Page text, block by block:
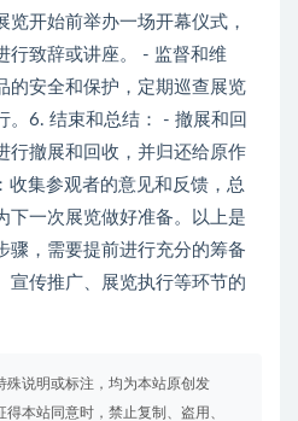
览开始前举办一场开幕仪式，
行致辞或讲座。 - 监督和维
的安全和保护，定期巡查展览
。6. 结束和总结： - 撤展和回
行撤展和回收，并归还给原作
收集参观者的意见和反馈，总
下一次展览做好准备。以上是
骤，需要提前进行充分的筹备
宣传推广、展览执行等环节的
殊说明或标注，均为本站原创发
本站同意时，禁止复制、盗用、